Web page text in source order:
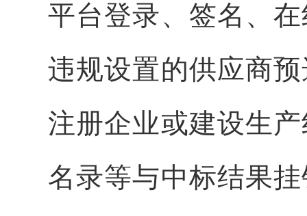
平台登录、签名、
违规设置的供应商
注册企业或建设生
名录等与中标结果